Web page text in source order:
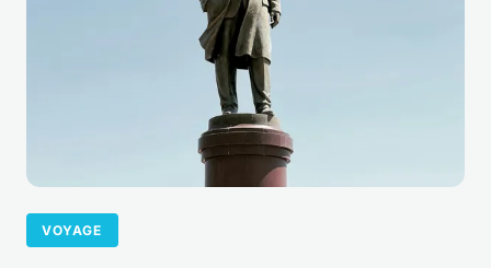
VOYAGE